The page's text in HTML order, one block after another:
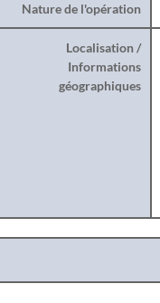
Nature de l'opération
Localisation /
Informations
géographiques